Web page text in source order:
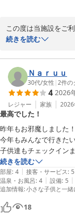
ぜひまた季節を変え
改めまして、この度
ＧＬＡＭＰＩＮＧ
2026-07-11
この度は当施設をご
だき誠にありがとうご
プライベート感のあ
お過ごしいただけた
ました。
また、BBQ付きプラ
何よりでございます
ながら、お食事の時
した。
朝食につきましても
ざいます。ご滞在の
たら幸いです。
今後も皆様に快適で
境やサービスの充実
続きを読む
Ｎａｒｕｕ
30代/女性 |2件の
4 2026
レジャー 家族 2026
最高でした！
昨年もお邪魔しました！
今年もみんなで行きた
子供達もチェックイン
していました笑
子連れでも安心なお部
した！
近くの海までお散歩に
続きを読む
部屋: 4 | 接客・サービス: 5
温泉・お風呂: 4 | 設備: 5 |
追加情報:小さな子供と一緒
18